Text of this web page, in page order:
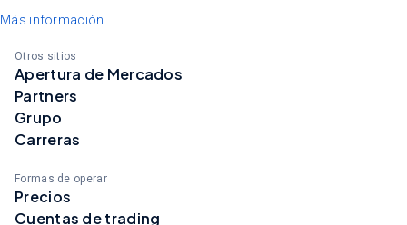
Más información
Otros sitios
Apertura de Mercados
Partners
Grupo
Carreras
Formas de operar
Precios
Cuentas de trading